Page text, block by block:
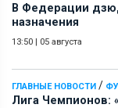
В Федерации
назначения
13:50 | 05 августа
ГЛАВНЫЕ НОВОСТИ /
Лига Чемпионов: